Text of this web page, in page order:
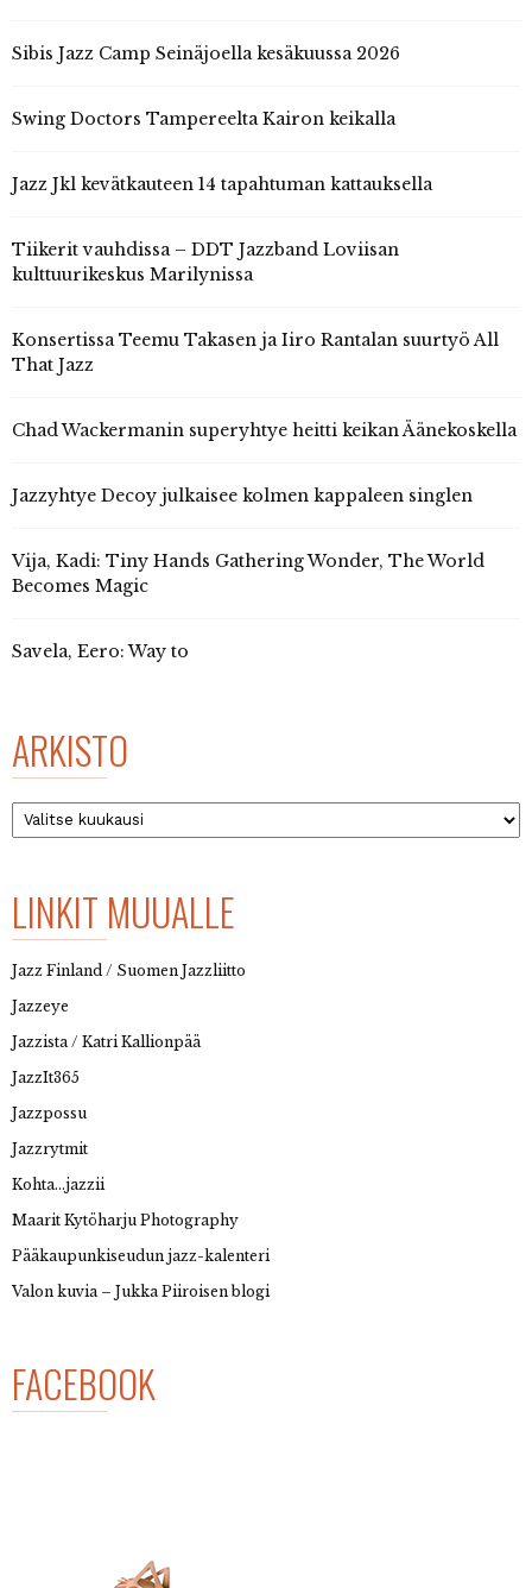
Sibis Jazz Camp Seinäjoella kesäkuussa 2026
Swing Doctors Tampereelta Kairon keikalla
Jazz Jkl kevätkauteen 14 tapahtuman kattauksella
Tiikerit vauhdissa – DDT Jazzband Loviisan
kulttuurikeskus Marilynissa
Konsertissa Teemu Takasen ja Iiro Rantalan suurtyö All
That Jazz
Chad Wackermanin superyhtye heitti keikan Äänekoskella
Jazzyhtye Decoy julkaisee kolmen kappaleen singlen
Vija, Kadi: Tiny Hands Gathering Wonder, The World
Becomes Magic
Savela, Eero: Way to
ARKISTO
Arkisto
LINKIT MUUALLE
Jazz Finland / Suomen Jazzliitto
Jazzeye
Jazzista / Katri Kallionpää
JazzIt365
Jazzpossu
Jazzrytmit
Kohta…jazzii
Maarit Kytöharju Photography
Pääkaupunkiseudun jazz-kalenteri
Valon kuvia – Jukka Piiroisen blogi
FACEBOOK